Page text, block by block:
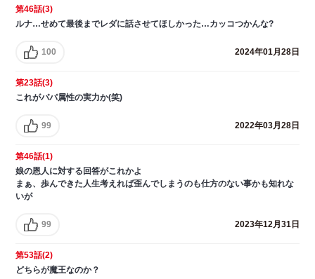
第46話(3)
ルナ…せめて最後までレダに話させてほしかった…カッコつかんな?
100 2024年01月28日
第23話(3)
これがパパ属性の実力か(笑)
99 2022年03月28日
第46話(1)
娘の恩人に対する回答がこれかよ
まぁ、歩んできた人生考えれば歪んでしまうのも仕方のない事かも知れな
いが
99 2023年12月31日
第53話(2)
どちらが魔王なのか？